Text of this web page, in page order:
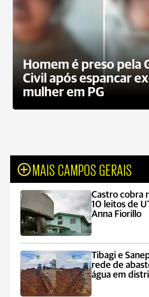
Homem é preso pela
Civil após espancar
mulher em PG
MAIS CAMPOS GERAIS
Castro cobra
10 leitos de
Anna Fiorillo
Tibagi e
rede de
água em